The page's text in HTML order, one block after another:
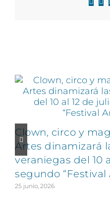
X
Clown, circo y
Artes dinamizará
veraniegas del 10
segundo “Festival
25 junio, 2026